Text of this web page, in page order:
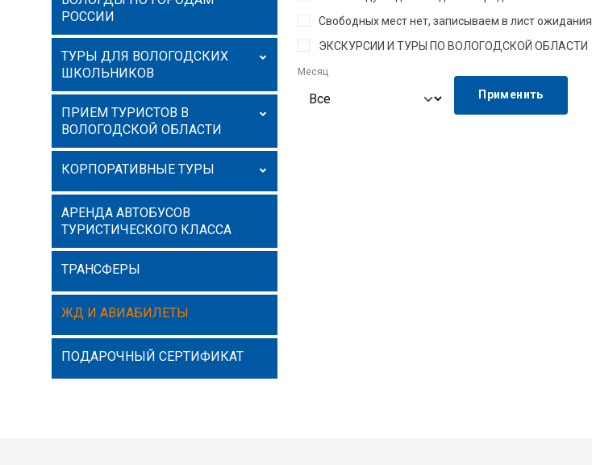
РОССИИ
ТУРЫ ДЛЯ ВОЛОГОДСКИХ
ШКОЛЬНИКОВ
ПРИЕМ ТУРИСТОВ В
ВОЛОГОДСКОЙ ОБЛАСТИ
КОРПОРАТИВНЫЕ ТУРЫ
АРЕНДА АВТОБУСОВ
ТУРИСТИЧЕСКОГО КЛАССА
ТРАНСФЕРЫ
ЖД И АВИАБИЛЕТЫ
ПОДАРОЧНЫЙ СЕРТИФИКАТ
Свободных мест нет, записываем в лист ожидания
ЭКСКУРСИИ И ТУРЫ ПО ВОЛОГОДСКОЙ ОБЛАСТИ
Месяц